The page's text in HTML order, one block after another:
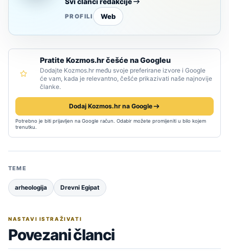
Svi članci redakcije
PROFILI Web
Pratite Kozmos.hr češće na Googleu
Dodajte Kozmos.hr među svoje preferirane izvore i Google
će vam, kada je relevantno, češće prikazivati naše najnovije
članke.
Dodaj Kozmos.hr na Google
Potrebno je biti prijavljen na Google račun. Odabir možete promijeniti u bilo kojem
trenutku.
TEME
arheologija Drevni Egipat
NASTAVI ISTRAŽIVATI
Povezani članci